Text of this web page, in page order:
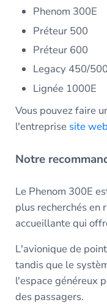
Phenom 300E
Préteur 500
Préteur 600
Legacy 450/
Lignée 1000E
Vous pouvez faire
l'entreprise site web
Notre
Le Phenom 300E
plus recherchés en
accueillante qui
L'avionique de
tandis que le
l'espace généreux
des passagers.